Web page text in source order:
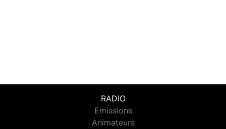
RADIO
Emissions
Animateurs